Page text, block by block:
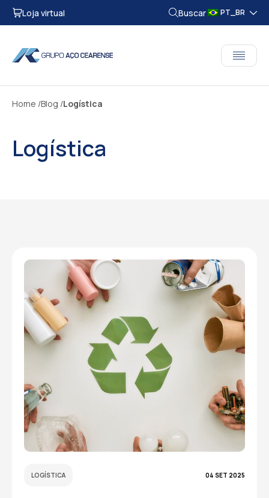
Loja virtual Buscar PT_BR
Home Blog Logística
Logística
LOGÍSTICA 04 SET 2025